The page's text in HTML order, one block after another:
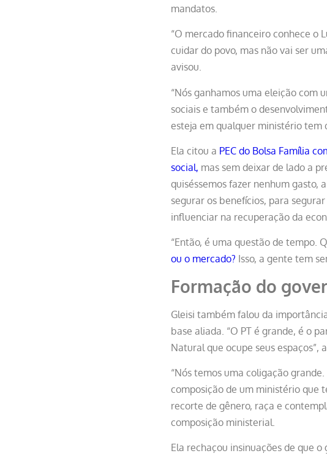
mandatos.
“O mercado financeiro conhece o
cuidar do povo, mas não vai ser
avisou.
“Nós ganhamos uma eleição com
sociais e também o
esteja em qualquer ministério tem
Ela citou a PEC do Bolsa Família
social, mas sem deixar de lado a
quiséssemos fazer nenhum gasto,
segurar os benefícios, para
influenciar na recuperação da
“Então, é uma questão de tempo.
ou o mercado? Isso, a gente tem
Formação do
Gleisi também falou da
base aliada. “O PT é grande, é o
Natural que ocupe seus espaços”,
“Nós temos uma coligação
composição de um ministério que
recorte de gênero, raça e
composição ministerial.
Ela rechaçou insinuações de que